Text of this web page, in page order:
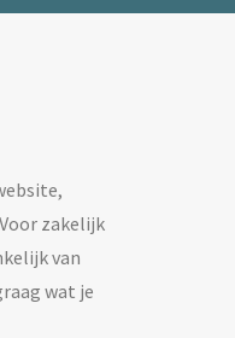
zakelijk
van
wat je